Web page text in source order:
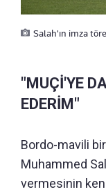
Salah'ın imza
"MUÇİ'YE
EDERİM"
Bordo-mavili
Muhammed
vermesinin